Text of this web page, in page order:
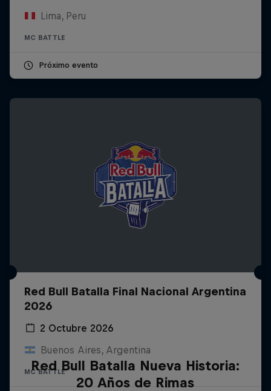
Lima, Peru
MC BATTLE
Próximo evento
Red Bull Batalla Final Nacional Argentina
2026
2 Octubre 2026
Buenos Aires, Argentina
MC BATTLE
Red Bull Batalla Nueva Historia:
20 Años de Rimas